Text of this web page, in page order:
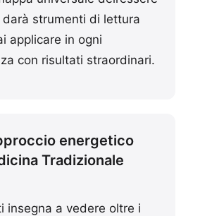
darà strumenti di lettura
applicare in ogni
con risultati straordinari.
energetico
Tradizionale
insegna a vedere oltre i